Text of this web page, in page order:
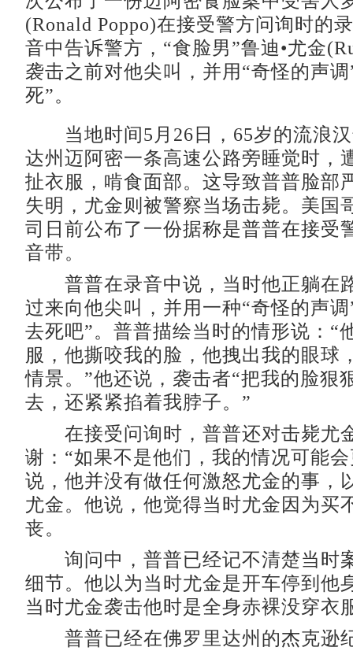
(Ronald Poppo)在接受警方问询时的
音中告诉警方，“食脸男”鲁迪•尤金
袭击之前对他尖叫，并用“奇怪的声
死”。
当地时间5月26日，65岁的流浪汉
达州迈阿密一条高速公路旁睡觉时，
扯衣服，啃食面部。这导致普普脸部
失明，尤金则被警察当场击毙。美国
司日前公布了一份据称是普普在接受
音带。
普普在录音中说，当时他正躺在
过来向他尖叫，并用一种“奇怪的声
去死吧”。普普描绘当时的情形说：“
服，他撕咬我的脸，他拽出我的眼球
情景。”他还说，袭击者“把我的脸狠
去，还紧紧掐着我脖子。”
在接受问询时，普普还对击毙尤
谢：“如果不是他们，我的情况可能
说，他并没有做任何激怒尤金的事，
尤金。他说，他觉得当时尤金因为买
丧。
询问中，普普已经记不清楚当时
细节。他以为当时尤金是开车停到他
当时尤金袭击他时是全身赤裸没穿衣
普普已经在佛罗里达州的杰克逊